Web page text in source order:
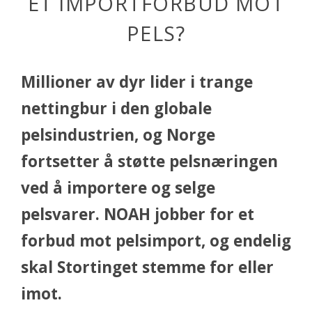
PELS?
Millioner av dyr lider i trange
nettingbur i den globale
pelsindustrien, og Norge
fortsetter å støtte pelsnæringen
ved å importere og selge
pelsvarer. NOAH jobber for et
forbud mot pelsimport, og endelig
skal Stortinget stemme for eller
imot.